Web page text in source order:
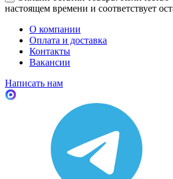
настоящем времени и соответствует
О компании
Оплата и доставка
Контакты
Вакансии
Написать нам